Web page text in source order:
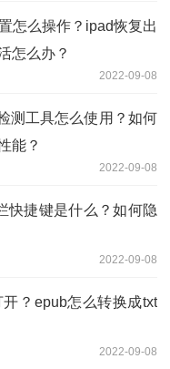
怎么操作？ipad恢复出
怎么办？
2022-09-08
测工具怎么使用？如何
能？
2022-09-08
快捷键是什么？如何隐
2022-09-08
？epub怎么转换成txt
2022-09-08